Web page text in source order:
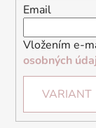
Email
Vložením e-
osobných
VARIANT